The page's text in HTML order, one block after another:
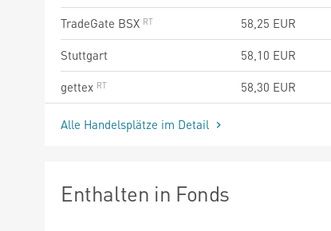
TradeGate BSX
58,25 EUR
Stuttgart
58,10 EUR
gettex
58,30 EUR
Alle Handelsplätze im Detail
Enthalten in Fonds